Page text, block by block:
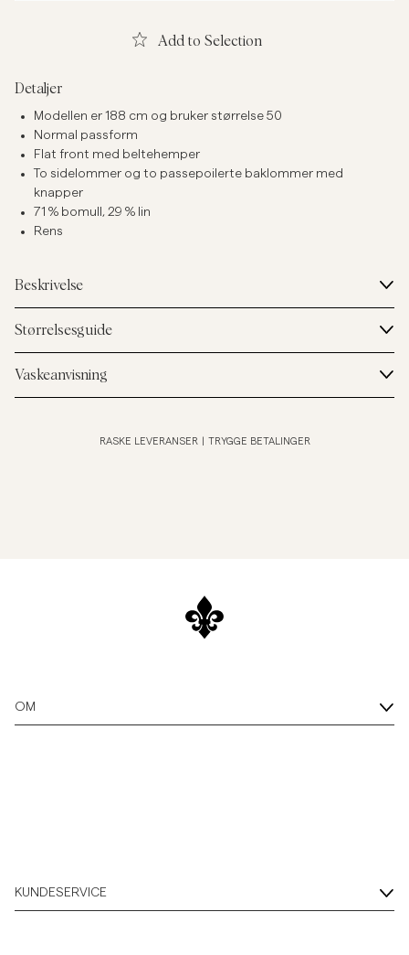
Add to Selection
Detaljer
Modellen er 188 cm og bruker størrelse 50
Normal passform
Flat front med beltehemper
To sidelommer og to passepoilerte baklommer med
knapper
71 % bomull, 29 % lin
Rens
Beskrivelse
Størrelsesguide
Vaskeanvisning
RASKE LEVERANSER TRYGGE BETALINGER
OM
KUNDESERVICE